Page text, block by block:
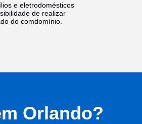
e eletrodomésticos
de realizar
do comdomínio.
Orlando?